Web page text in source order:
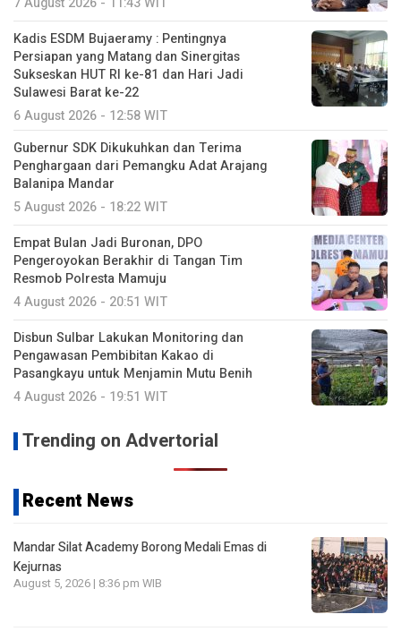
Kadis ESDM Bujaeramy : Pentingnya
Persiapan yang Matang dan Sinergitas
Sukseskan HUT RI ke-81 dan Hari Jadi
Sulawesi Barat ke-22
6 August 2026 - 12:58 WIT
Gubernur SDK Dikukuhkan dan Terima
Penghargaan dari Pemangku Adat Arajang
Balanipa Mandar
5 August 2026 - 18:22 WIT
Empat Bulan Jadi Buronan, DPO
Pengeroyokan Berakhir di Tangan Tim
Resmob Polresta Mamuju
4 August 2026 - 20:51 WIT
Disbun Sulbar Lakukan Monitoring dan
Pengawasan Pembibitan Kakao di
Pasangkayu untuk Menjamin Mutu Benih
4 August 2026 - 19:51 WIT
Trending on Advertorial
Recent News
Mandar Silat Academy Borong Medali Emas di
Kejurnas
August 5, 2026 | 8:36 pm WIB